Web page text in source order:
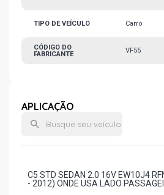
TIPO DE VEÍCULO Carro
CÓDIGO DO
FABRICANTE
VF55
APLICAÇÃO
C5 STD SEDAN 2.0 16V EW10J4
- 2012) ONDE USA LADO